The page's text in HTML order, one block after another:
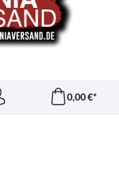
0,00 €*